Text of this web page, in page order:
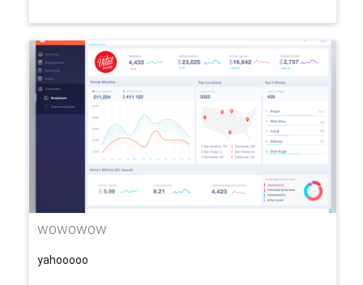
wowowow
yahooooo